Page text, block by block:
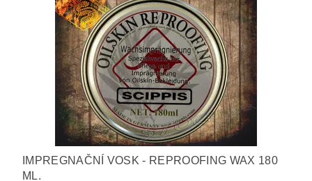
IMPREGNAČNÍ VOSK - REPROOFING WAX 180
ML.